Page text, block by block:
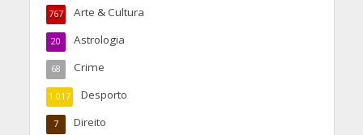
Arte & Cultura
767
Astrologia
20
Crime
68
Desporto
1.017
Direito
7